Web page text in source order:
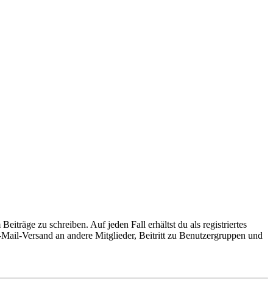
zu schreiben. Auf jeden Fall erhältst du als registriertes
Versand an andere Mitglieder, Beitritt zu Benutzergruppen und